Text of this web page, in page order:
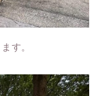
す。